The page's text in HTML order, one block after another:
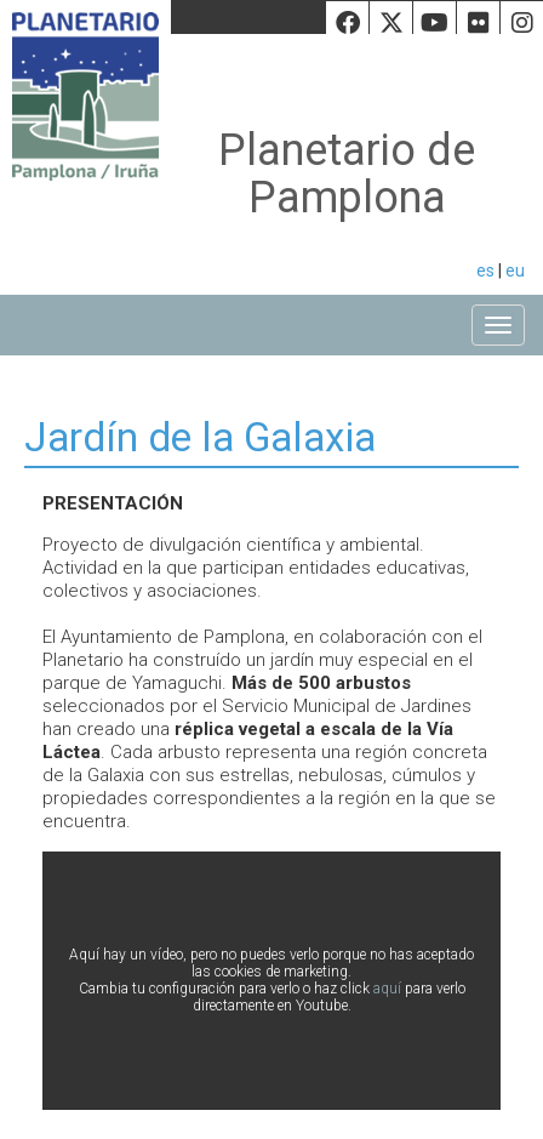
Facebook
Twiiter
Planetario de
Pamplona
es eu
Jardín de la Galaxia
PRESENTACIÓN
Proyecto de divulgación científica y ambiental.
Actividad en la que participan entidades educativas,
colectivos y asociaciones.
El Ayuntamiento de Pamplona, en colaboración con el
Planetario ha construído un jardín muy especial en el
parque de Yamaguchi. Más de 500 arbustos
seleccionados por el Servicio Municipal de Jardines
han creado una réplica vegetal a escala de la Vía
Láctea. Cada arbusto representa una región concreta
de la Galaxia con sus estrellas, nebulosas, cúmulos y
propiedades correspondientes a la región en la que se
encuentra.
Aquí hay un vídeo, pero no puedes verlo porque no has aceptado
las cookies de marketing.
Cambia tu configuración para verlo o haz click aquí para verlo
directamente en Youtube.